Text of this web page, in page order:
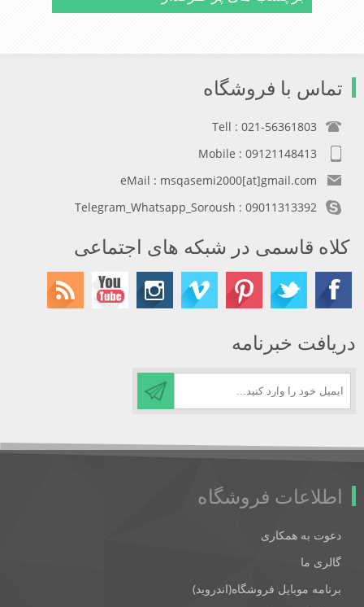
تماس با فروشگاه
Tell : 021-56361803
Mobile : 09121148413
eMail : msqasemi2000[at]gmail.com
Telegram_Whatsapp_Soroush : 09011313392
کلاه قاسمی در شبکه های اجتماعی
دریافت خبرنامه
اطلاعات فروشگاه
دعوت به همکاری
گالری ما
برنامه موبایل فروشگاه(اندروید)